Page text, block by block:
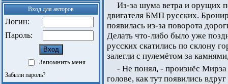
Вход для авторов
Логин:
Пароль:
Запомнить меня
Забыли пароль?
Из-за шума ветра и орущих
двигателя БМП русских.
появилась из-за поворота
Делать что-либо было уже
русских скатились по склону
залегли с пулемётом за
- Не понял, - произнёс
голове, как тут появились